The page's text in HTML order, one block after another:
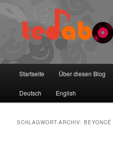
springen
springen
Startseite Über diesen Blog
Deutsch English
SCHLAGWORT-ARCHIV:BEYONCÉ